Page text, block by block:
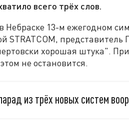
всего трёх слов.
Небраске 13-м ежегодном
STRATCOM, представитель
хорошая штука".
не остановится.
из трёх новых систем